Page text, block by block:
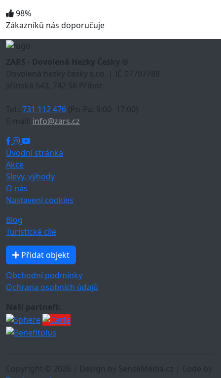
98%
Zákazníků nás doporučuje
ZARS - Dovolená Hezky Česky ®
Dovolená hezky česky s.r.o. | IČ 07797788
Jičínská 543, 742 58 Příbor
Tel.: 731 112 476 (Po-Pá: 9:00- 17:00)
E-mail: info@zars.cz
Úvodní stránka
Akce
Slevy, výhody
O nás
Nastavení cookies
Blog
Turistické cíle
Přidat objekt
Obchodní podmínky
Ochrana osobních údajů
Naši partneři:
Copyright © 2026 | Design by SenseMedia.cz | Code by